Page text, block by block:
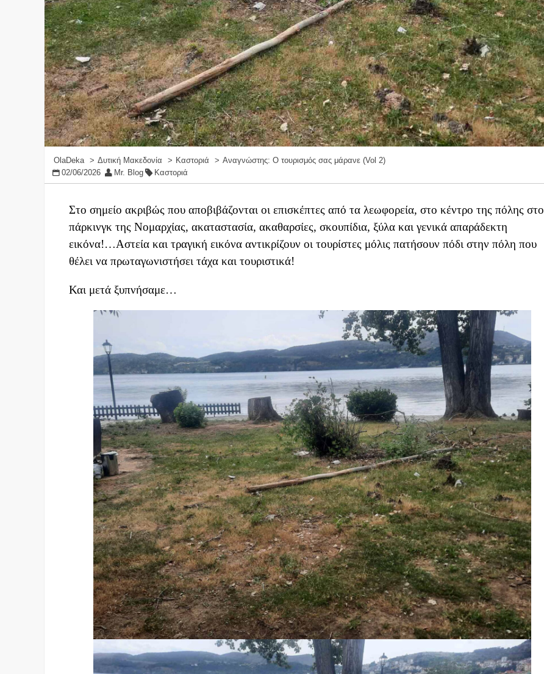
OlaDeka Δυτική Μακεδονία Καστοριά
Αναγνώστης: Ο τουρισμός σας μάρανε (Vol 2)
02/06/2026
Mr. Blog Καστοριά
Στο σημείο ακριβώς που αποβιβάζονται οι επισκέπτες από τα λεωφορεία, στο κέντρο της πόλης στο
πάρκινγκ της Νομαρχίας, ακαταστασία, ακαθαρσίες, σκουπίδια, ξύλα και γενικά απαράδεκτη
εικόνα!…Αστεία και τραγική εικόνα αντικρίζουν οι τουρίστες μόλις πατήσουν πόδι στην πόλη που
θέλει να πρωταγωνιστήσει τάχα και τουριστικά!
Και μετά ξυπνήσαμε…